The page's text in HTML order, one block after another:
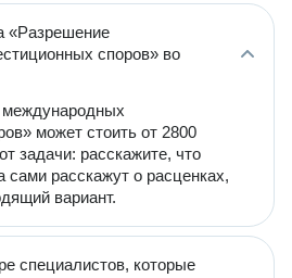
«Разрешение
споров» во
может стоить от 2800
задачи: расскажите, что
сами расскажут о расценках,
вариант.
специалистов, которые